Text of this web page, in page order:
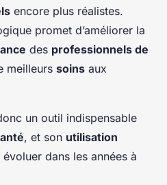
encore plus réalistes.
promet d’améliorer la
des professionnels de
meilleurs soins aux
un outil indispensable
, et son utilisation
dans les années à